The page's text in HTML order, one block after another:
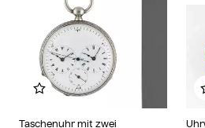
Taschenuhr mit zwei
Zu meinem Album